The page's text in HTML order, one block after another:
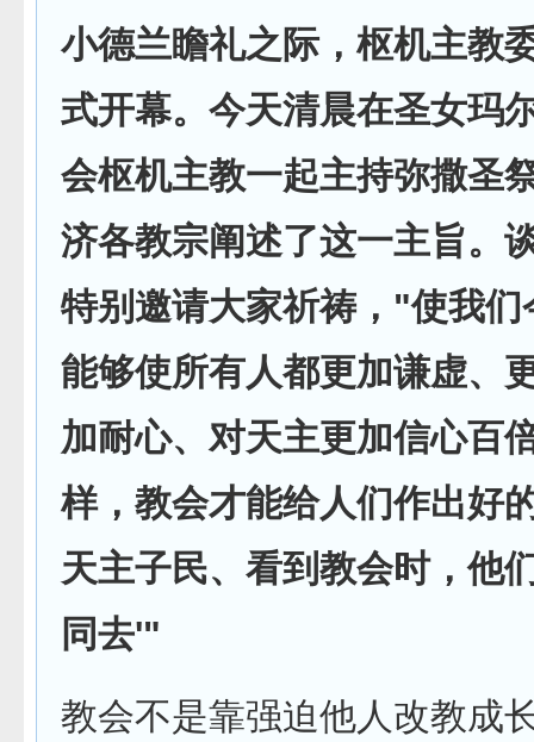
小德兰瞻礼之际，枢机主教
式开幕。今天清晨在圣女玛
会枢机主教一起主持弥撒圣
济各教宗阐述了这一主旨。
特别邀请大家祈祷，"使我们
能够使所有人都更加谦虚、
加耐心、对天主更加信心百
样，教会才能给人们作出好
天主子民、看到教会时，他
同去'"
教会不是靠强迫他人改教成